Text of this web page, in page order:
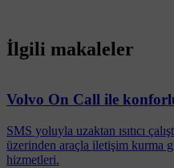
İlgili makaleler
Volvo On Call ile
SMS yoluyla uzaktan ısıtıcı
üzerinden araçla iletişim kurma
hizmetleri.